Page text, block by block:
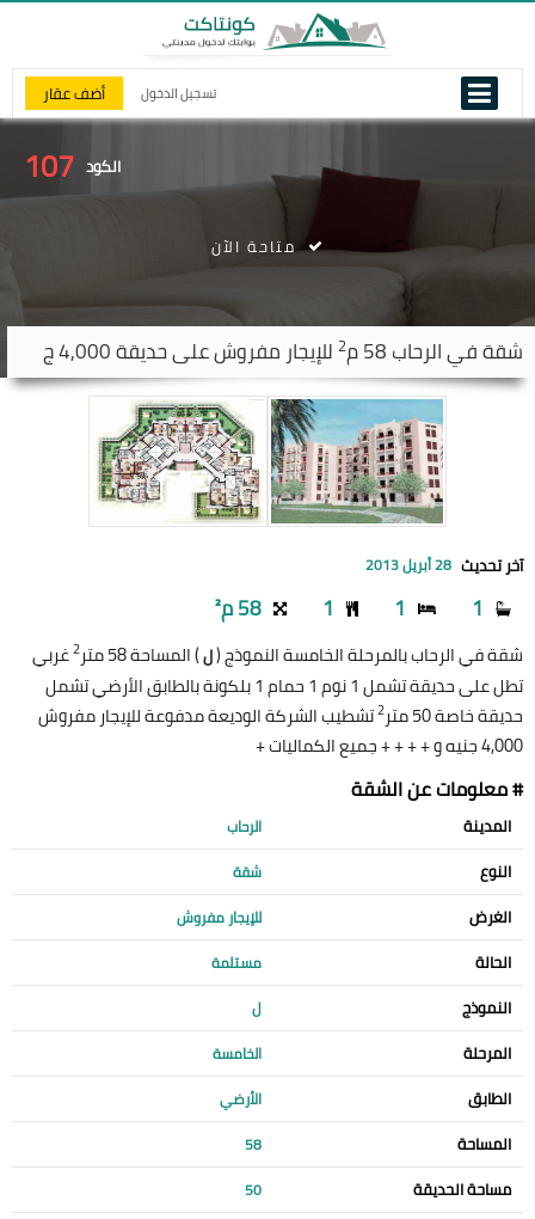
تسجيل الدخول أضف عقار
الكود 107
شقة فيالرحاب 2 للإيجار مفروش على حديقة 4,000 ج
متاحة الآن
آخر تحديث 28 أبريل 2013
1
1
1 58 م²
شقة في الرحاب بالمرحلة الخامسة النموذج (ل) المساحة 58 متر 2غربي
تطل على حديقة تشمل 1 نوم 1 حمام 1 بلكونة بالطابق الأرضي تشمل
حديقة خاصة 50 متر
2تشطيب الشركة الوديعة مدفوعة للإيجار مفروش
4,000 جنيه و + + + + جميع الكماليات +
# معلومات عن الشقة
المدينة الرحاب
النوع شقة
الغرض للإيجار مفروش
الحالة مستلمة
النموذج ل
المرحلة الخامسة
الطابق الأرضي
المساحة 58
مساحة الحديقة 50